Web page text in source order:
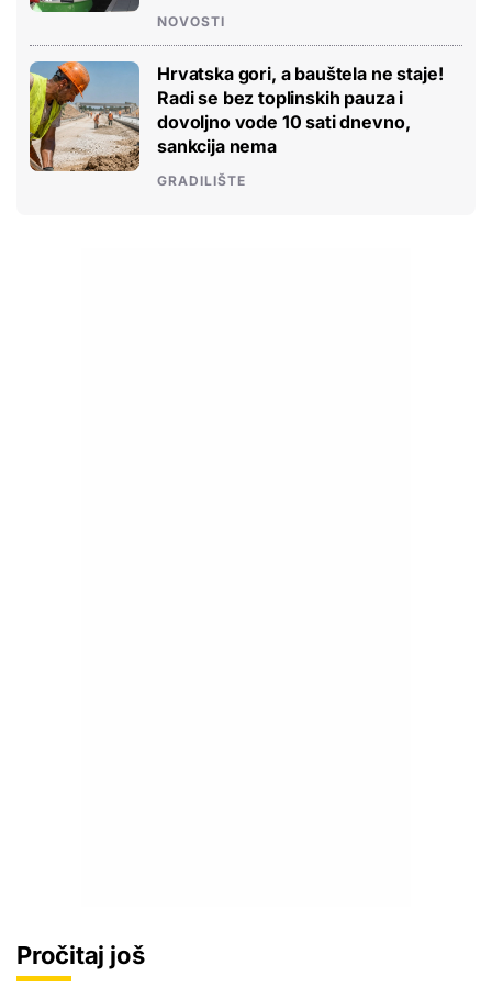
NOVOSTI
Hrvatska gori, a bauštela ne staje!
Radi se bez toplinskih pauza i
dovoljno vode 10 sati dnevno,
sankcija nema
GRADILIŠTE
Pročitaj još